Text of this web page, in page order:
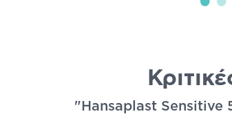
"Hansaplast Sensitive